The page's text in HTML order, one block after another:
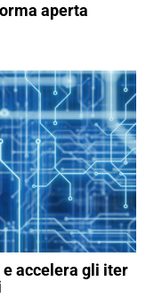
aperta
accelera gli iter